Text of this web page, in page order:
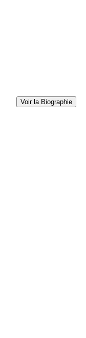
Voir la Biographie